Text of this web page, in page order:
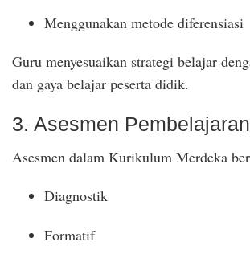
Menggunakan metode diferensiasi
Guru menyesuaikan strategi belajar
dan gaya belajar peserta didik.
3. Asesmen Pembelajaran
Asesmen dalam Kurikulum Merdeka
Diagnostik
Formatif